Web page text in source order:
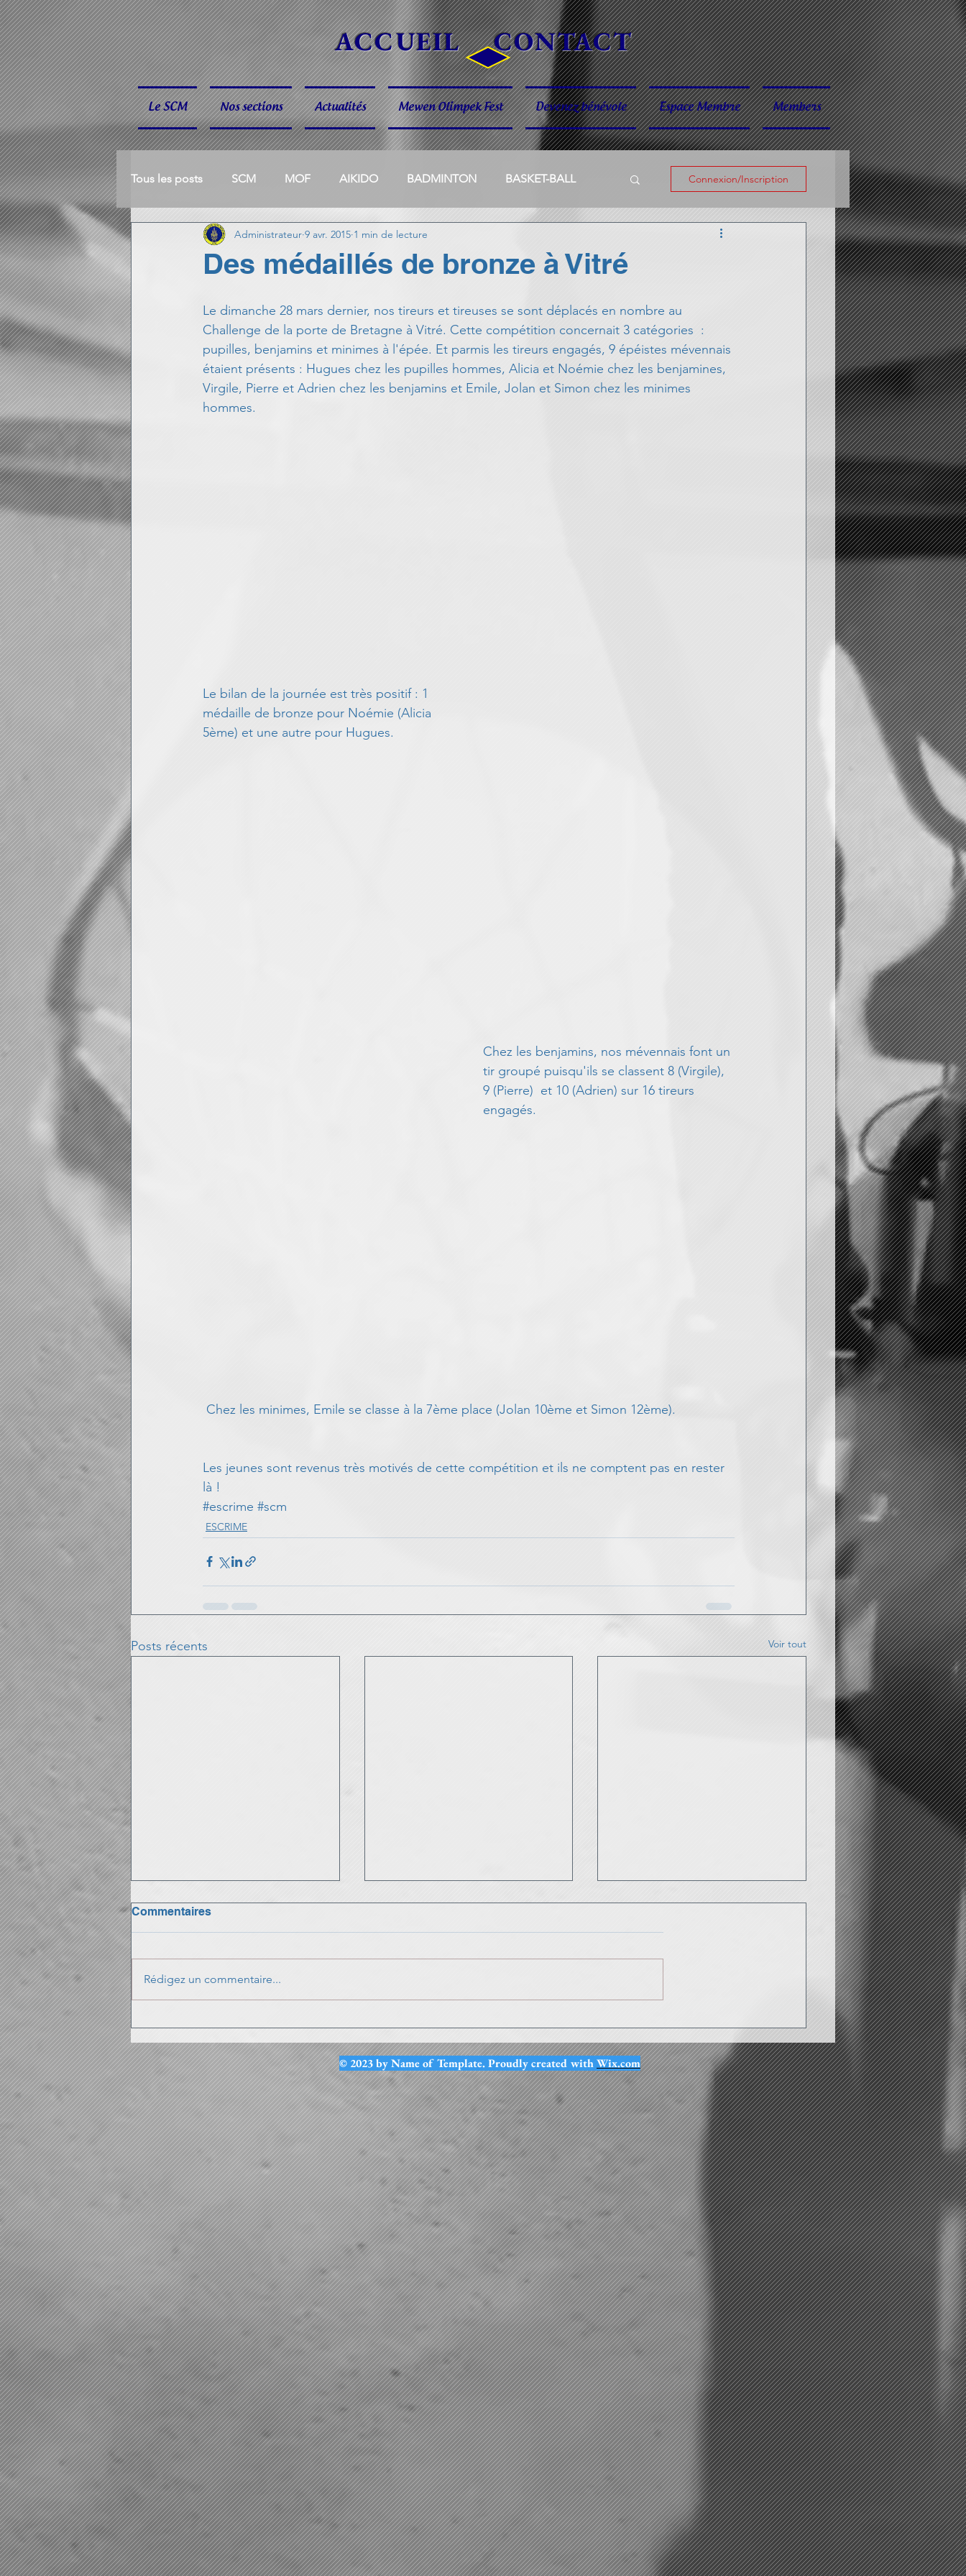
ACCUEIL CONTACT
Le SCM Nos sections Actualités Mewen Olimpek Fest Devenez bénévole Espace Membre Members
Tous les posts SCM MOF AIKIDO BADMINTON BASKET-BALL
BOULE BRETONNE ESCRIME GYM & JAZZ
Astuces blog
Connexion/Inscription
Des médaillés de bronze à Vitré
Administrateur 9 avr. 2015 1 min de lecture
Le dimanche 28 mars dernier, nos tireurs et tireuses se sont déplacés en nombre au
Challenge de la porte de Bretagne à Vitré. Cette compétition concernait 3 catégories  :
pupilles, benjamins et minimes à l'épée. Et parmis les tireurs engagés, 9 épéistes mévennais
étaient présents : Hugues chez les pupilles hommes, Alicia et Noémie chez les benjamines,
Virgile, Pierre et Adrien chez les benjamins et Emile, Jolan et Simon chez les minimes
hommes.
Le bilan de la journée est très positif : 1
médaille de bronze pour Noémie (Alicia
5ème) et une autre pour Hugues.
Chez les benjamins, nos mévennais font un
tir groupé puisqu'ils se classent 8 (Virgile),
9 (Pierre)  et 10 (Adrien) sur 16 tireurs
engagés.
Chez les minimes, Emile se classe à la 7ème place (Jolan 10ème et Simon 12ème).
Les jeunes sont revenus très motivés de cette compétition et ils ne comptent pas en rester
là !
#escrime #scm
ESCRIME
Posts récents Voir tout
Commentaires
Rédigez un commentaire...
© 2023 by Name of Template. Proudly created withWix.com